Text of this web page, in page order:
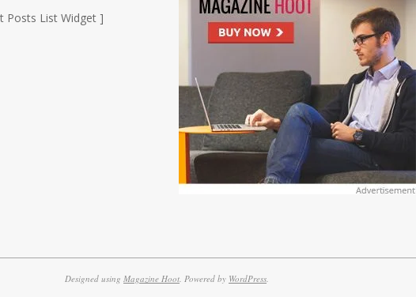
Posts List Widget ]
Designed using Magazine Hoot . Powered by WordPress